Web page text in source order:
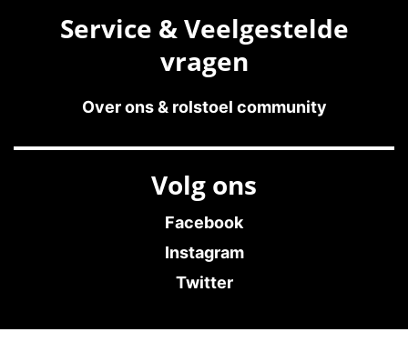
Service & Veelgestelde
vragen
Over ons & rolstoel community
Volg ons
Facebook
Instagram
Twitter